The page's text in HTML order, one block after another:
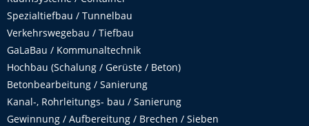
Spezialtiefbau / Tunnelbau
Verkehrswegebau / Tiefbau
GaLaBau / Kommunaltechnik
Hochbau (Schalung / Gerüste / Beton)
Betonbearbeitung / Sanierung
Kanal-, Rohrleitungs- bau / Sanierung
Gewinnung / Aufbereitung / Brechen / Sieben